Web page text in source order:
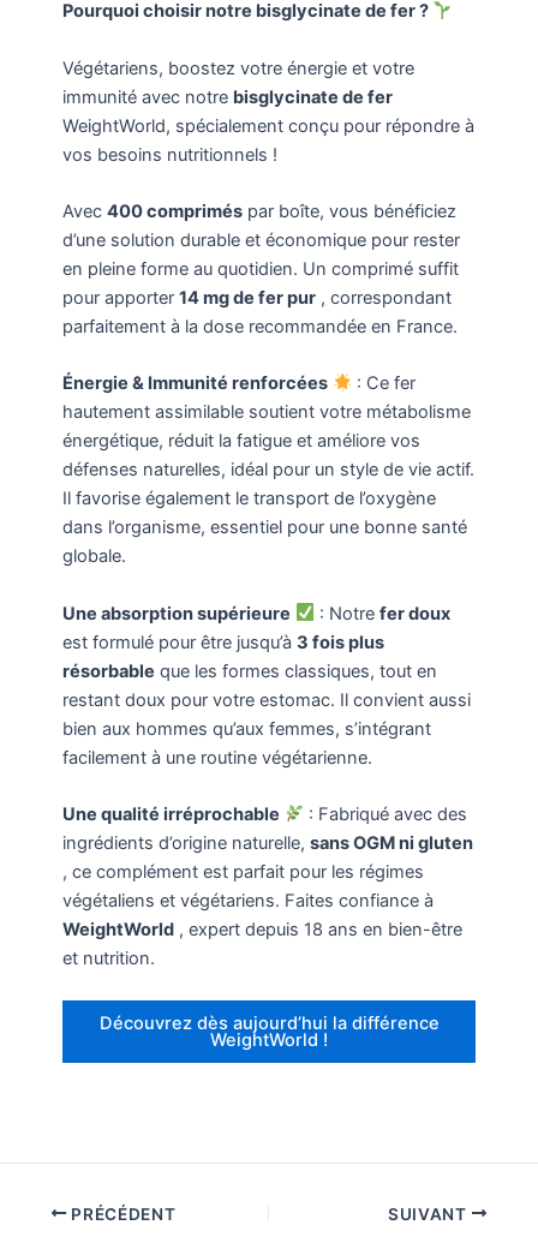
Pourquoi choisir notre bisglycinate de fer ?
Végétariens, boostez votre énergie et votre
immunité avec notre bisglycinate de fer
WeightWorld, spécialement conçu pour répondre à
vos besoins nutritionnels !
Avec 400 compriméspar boîte, vous bénéficiez
d’une solution durable et économique pour rester
en pleine forme au quotidien. Un comprimé suffit
pour apporter 14 mg de fer pur, correspondant
parfaitement à la dose recommandée en France.
Énergie & Immunité renforcées
: Ce fer
hautement assimilable soutient votre métabolisme
énergétique, réduit la fatigue et améliore vos
défenses naturelles, idéal pour un style de vie actif.
Il favorise également le transport de l’oxygène
dans l’organisme, essentiel pour une bonne santé
globale.
Une absorption supérieure : Notrefer doux
est formulé pour être jusqu’à 3 fois plus
résorbable que les formes classiques, tout en
restant doux pour votre estomac. Il convient aussi
bien aux hommes qu’aux femmes, s’intégrant
facilement à une routine végétarienne.
Une qualité irréprochable
: Fabriqué avec des
ingrédients d’origine naturelle, sans OGM ni gluten
, ce complément est parfait pour les régimes
végétaliens et végétariens. Faites confiance à
WeightWorld, expert depuis 18 ans en bien-être
et nutrition.
Découvrez dès aujourd’hui la différence
WeightWorld !
PRÉCÉDENT SUIVANT